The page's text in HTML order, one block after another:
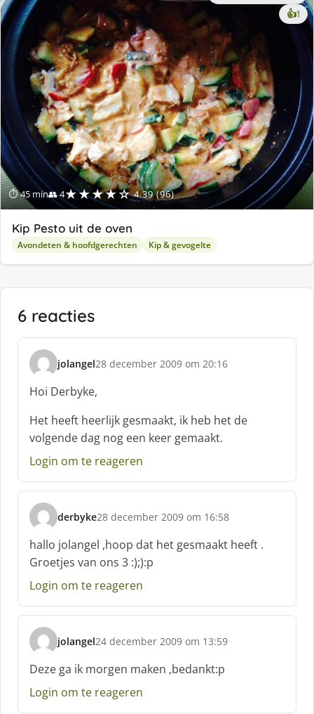
⏱ 45 min👥 4★★★★☆ 4.39 (96)
👍1
Kip Pesto uit de oven
Avondeten & hoofdgerechten Kip & gevogelte
6 reacties
jolangel
s
c
h
r
e
f
28 december 2009 om 20:16
Hoi Derbyke,
Het heeft heerlijk gesmaakt, ik heb het de
volgende dag nog een keer gemaakt.
Login om te reageren
derbyke
s
c
h
r
e
f
28 december 2009 om 16:58
hallo jolangel ,hoop dat het gesmaakt heeft .
Groetjes van ons 3 :);):p
Login om te reageren
jolangel
s
c
h
r
24 december 2009 om 13:59
Deze ga ik morgen maken ,bedankt:p
Login om te reageren